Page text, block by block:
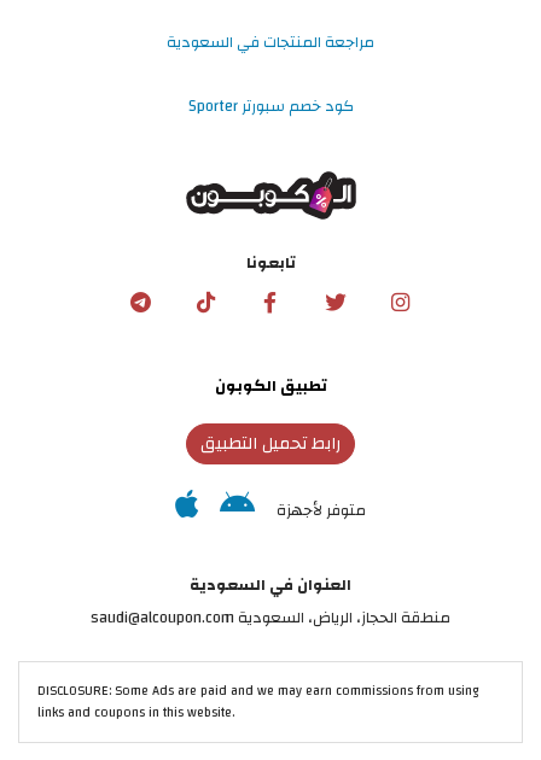
مراجعة المنتجات في السعودية
كود خصم سبورتر Sporter
تابعونا
تطبيق الكوبون
رابط تحميل التطبيق
متوفر لأجهزة
العنوان في السعودية
منطقة الحجاز، الرياض، السعودية saudi@alcoupon.com
DISCLOSURE: Some Ads are paid and we may earn commissions from using
links and coupons in this website.